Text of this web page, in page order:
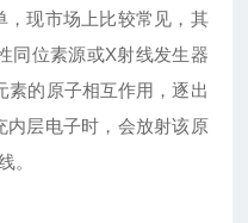
，现市场上比较常见，其
位素源或X射线发生器
素的原子相互作用，逐出
内层电子时，会放射该原
。